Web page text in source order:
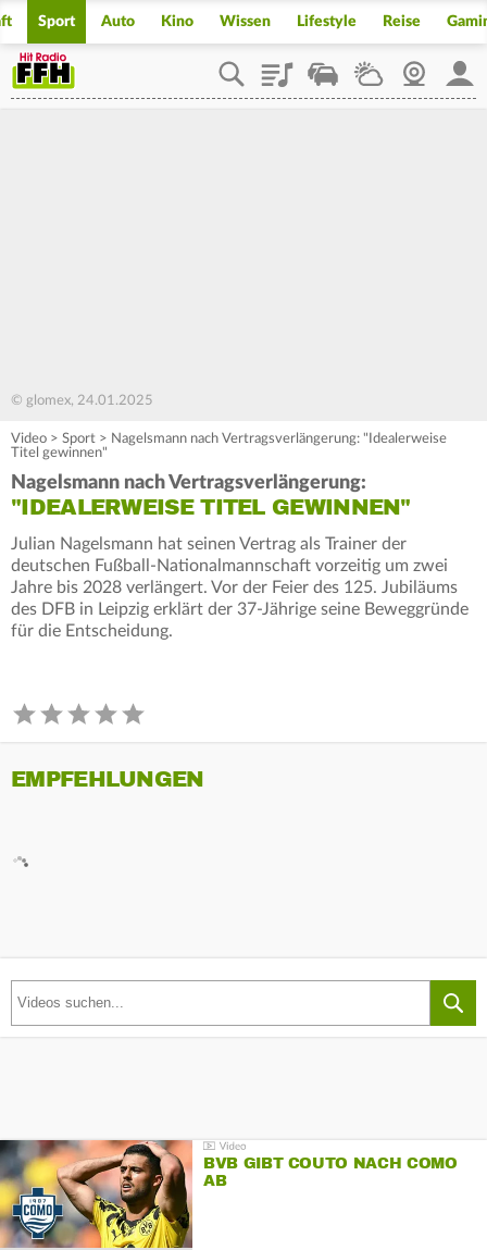
Sport Auto Kino Wissen Lifestyle Reise
PlaylistStaupilotWetterWebcam
© glomex, 24.01.2025
Video > Sport > Nagelsmann nach Vertragsverlängerung: "Idealerweise
Titel gewinnen"
Nagelsmann nach Vertragsverlängerung:
"IDEALERWEISE TITEL GEWINNEN"
Julian Nagelsmann hat seinen Vertrag als Trainer der
deutschen Fußball-Nationalmannschaft vorzeitig um zwei
Jahre bis 2028 verlängert. Vor der Feier des 125. Jubiläums
des DFB in Leipzig erklärt der 37-Jährige seine Beweggründe
für die Entscheidung.
EMPFEHLUNGEN
BVB GIBT COUTO NACH COMO
AB